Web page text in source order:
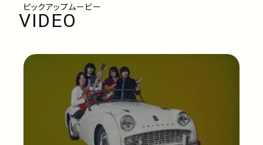
VIDEO
ピックアップムービー